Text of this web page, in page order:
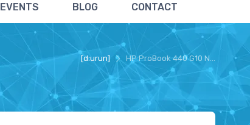
EVENTS BLOG CONTACT
[d:urun] HP ProBook 440 G10 N...